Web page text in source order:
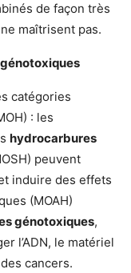
de façon très
maîtrisent pas.
catégories
: les
hydrocarbures
peuvent
induire des effets
(MOAH)
génotoxiques,
l’ADN, le matériel
cancers.